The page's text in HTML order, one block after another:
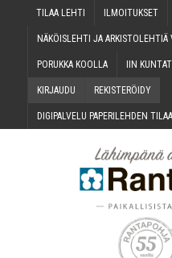
TILAA LEH­TI ILMOI­TUK­SET
NÄKÖIS­LEH­TI JA
PORUK­KA KOOLLA IIN
KIR­JAU­DU REKIS­TE­RÖI­DY
DIGI­PAL­VE­LU PAPE­RI­LEH­DEN